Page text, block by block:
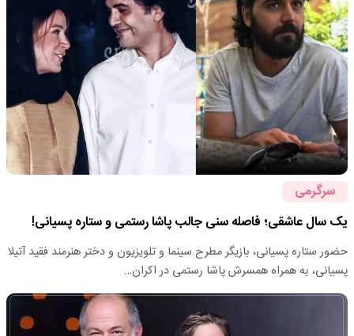
سرگرمی
یک سال عاشقی؛ فاصله سنی جالب پاشا رستمی و ستاره پسیانی!
حضور ستاره پسیانی، بازیگر مطرح سینما و تلویزیون و دختر هنرمند فقید آتیلا
پسیانی، به همراه همسرش پاشا رستمی در اکران…